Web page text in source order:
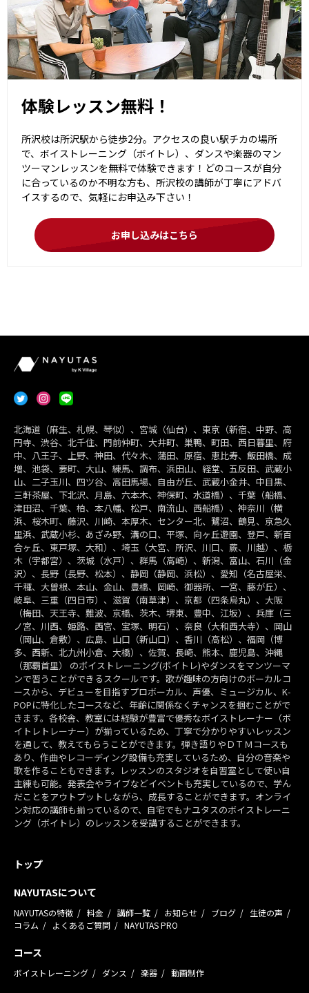
体験レッスン無料！
所沢校は所沢駅から徒歩2分。アクセスの良い駅チカの場所
で、ボイストレーニング（ボイトレ）、ダンスや楽器のマン
ツーマンレッスンを無料で体験できます！どのコースが自分
に合っているのか不明な方も、所沢校の講師が丁寧にアドバ
イスするので、気軽にお申込み下さい！
お申し込みはこちら
北海道（麻生、札幌、琴似）、宮城（仙台）、東京（新宿、中野、高
円寺、渋谷、北千住、門前仲町、大井町、巣鴨、町田、西日暮里、府
中、八王子、上野、神田、代々木、蒲田、原宿、恵比寿、飯田橋、成
増、池袋、要町、大山、練馬、調布、浜田山、経堂、五反田、武蔵小
山、二子玉川、四ツ谷、高田馬場、自由が丘、武蔵小金井、中目黒、
三軒茶屋、下北沢、月島、六本木、神保町、水道橋）、千葉（船橋、
津田沼、千葉、柏、本八幡、松戸、南流山、西船橋）、神奈川（横
浜、桜木町、藤沢、川崎、本厚木、センター北、鷺沼、鶴見、京急久
里浜、武蔵小杉、あざみ野、溝の口、平塚、向ヶ丘遊園、登戸、新百
合ヶ丘、東戸塚、大和）、埼玉（大宮、所沢、川口、蕨、川越）、栃
木（宇都宮）、茨城（水戸）、群馬（高崎）、新潟、富山、石川（金
沢）、長野（長野、松本）、静岡（静岡、浜松）、愛知（名古屋栄、
千種、大曽根、本山、金山、豊橋、岡崎、御器所、一宮、藤が丘）、
岐阜、三重（四日市）、滋賀（南草津）、京都（四条烏丸）、大阪
（梅田、天王寺、難波、京橋、茨木、堺東、豊中、江坂）、兵庫（三
ノ宮、川西、姫路、西宮、宝塚、明石）、奈良（大和西大寺）、岡山
（岡山、倉敷）、広島、山口（新山口）、香川（高松）、福岡（博
多、西新、北九州小倉、大橋）、佐賀、長崎、熊本、鹿児島、沖縄
（那覇首里） のボイストレーニング(ボイトレ)やダンスをマンツーマ
ンで習うことができるスクールです。歌が趣味の方向けのボーカルコ
ースから、デビューを目指すプロボーカル、声優、ミュージカル、K-
POPに特化したコースなど、年齢に関係なくチャンスを掴むことがで
きます。各校舎、教室には経験が豊富で優秀なボイストレーナー（ボ
イトレトレーナー）が揃っているため、丁寧で分かりやすいレッスン
を通して、教えてもらうことができます。弾き語りやＤＴＭコースも
あり、作曲やレコーディング設備も充実しているため、自分の音楽や
歌を作ることもできます。レッスンのスタジオを自習室として使い自
主練も可能。発表会やライブなどイベントも充実しているので、学ん
だことをアウトプットしながら、成長することができます。オンライ
ン対応の講師も揃っているので、自宅でもナユタスのボイストレーニ
ング（ボイトレ）のレッスンを受講することができます。
トップ
NAYUTASについて
NAYUTASの特徴 料金 講師一覧 お知らせ ブログ
生徒の声
コラム
よくあるご質問 NAYUTAS PRO
コース
ボイストレーニング ダンス 楽器 動画制作